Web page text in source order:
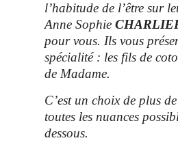
l’habitude de l’être sur
Anne Sophie
pour vous. Ils vous
spécialité : les fils de
de Madame.
C’est un choix de plus
toutes les nuances
dessous.